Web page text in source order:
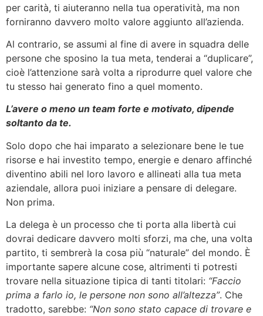
per carità, ti aiuteranno nella tua operatività, ma non
forniranno davvero molto valore aggiunto all’azienda.
Al contrario, se assumi al fine di avere in squadra delle
persone che sposino la tua meta, tenderai a “duplicare”,
cioè l’attenzione sarà volta a riprodurre quel valore che
tu stesso hai generato fino a quel momento.
L’avere o meno un team forte e motivato, dipende
soltanto da te.
Solo dopo che hai imparato a selezionare bene le tue
risorse e hai investito tempo, energie e denaro affinché
diventino abili nel loro lavoro e allineati alla tua meta
aziendale, allora puoi iniziare a pensare di delegare.
Non prima.
La delega è un processo che ti porta alla libertà cui
dovrai dedicare davvero molti sforzi, ma che, una volta
partito, ti sembrerà la cosa più “naturale” del mondo. È
importante sapere alcune cose, altrimenti ti potresti
trovare nella situazione tipica di tanti titolari: “Faccio
prima a farlo io, le persone non sono all’altezza”. Che
tradotto, sarebbe: “Non sono stato capace di trovare e